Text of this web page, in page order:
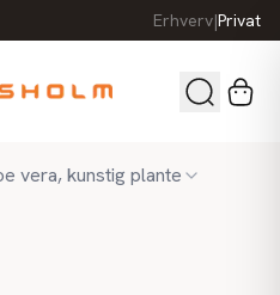
Erhverv|Privat
vera, kunstig plante